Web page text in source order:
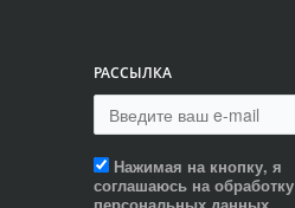
РАССЫЛКА
Нажимая на кнопку, я
соглашаюсь на обработку